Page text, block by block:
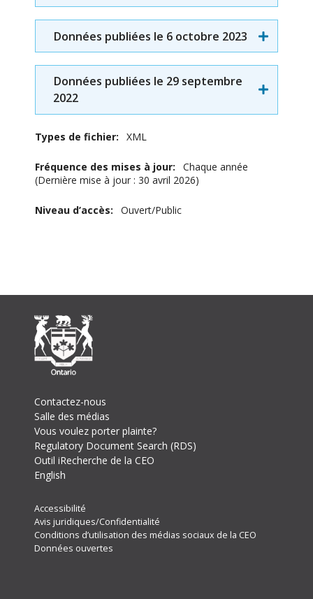
Données publiées le 6 octobre 2023
Données publiées le 29 septembre
2022
Types de fichier XML
Fréquence des mises à jour
Chaque année
Dernière mise à jour : 30 avril 2026
Niveau d’accès Ouvert/Public
Footer
Contactez-nous
Salle des médias
Vous voulez porter plainte?
Regulatory Document Search (RDS)
Outil iRecherche de la CEO
English
Footer
Secondary
Menu
Accessibilité
Avis juridiques/Confidentialité
Conditions d’utilisation des médias sociaux de la CEO
Données ouvertes